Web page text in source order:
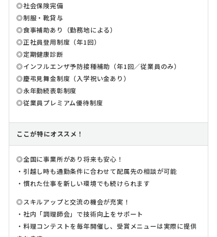
◎社会保険完備
◎制服・靴貸与
◎食事補助あり（勤務地による）
◎正社員登用制度（年1回）
◎定期健康診断
◎インフルエンザ予防接種補助（年1回／従業員のみ）
◎慶弔見舞金制度（入学祝い金あり）
◎永年勤続表彰制度
◎従業員プレミアム優待制度
ここが特にオススメ！
◎全国に事業所があり将来も安心！
・引越し時も通勤条件に合わせて配属先の相談が可能
・慣れた仕事を新しい環境でも続けられます
◎スキルアップと交流の機会が充実！
・社内「調理師会」で技術向上をサポート
・料理コンテストを毎年開催し、受賞メニューは実際に提供